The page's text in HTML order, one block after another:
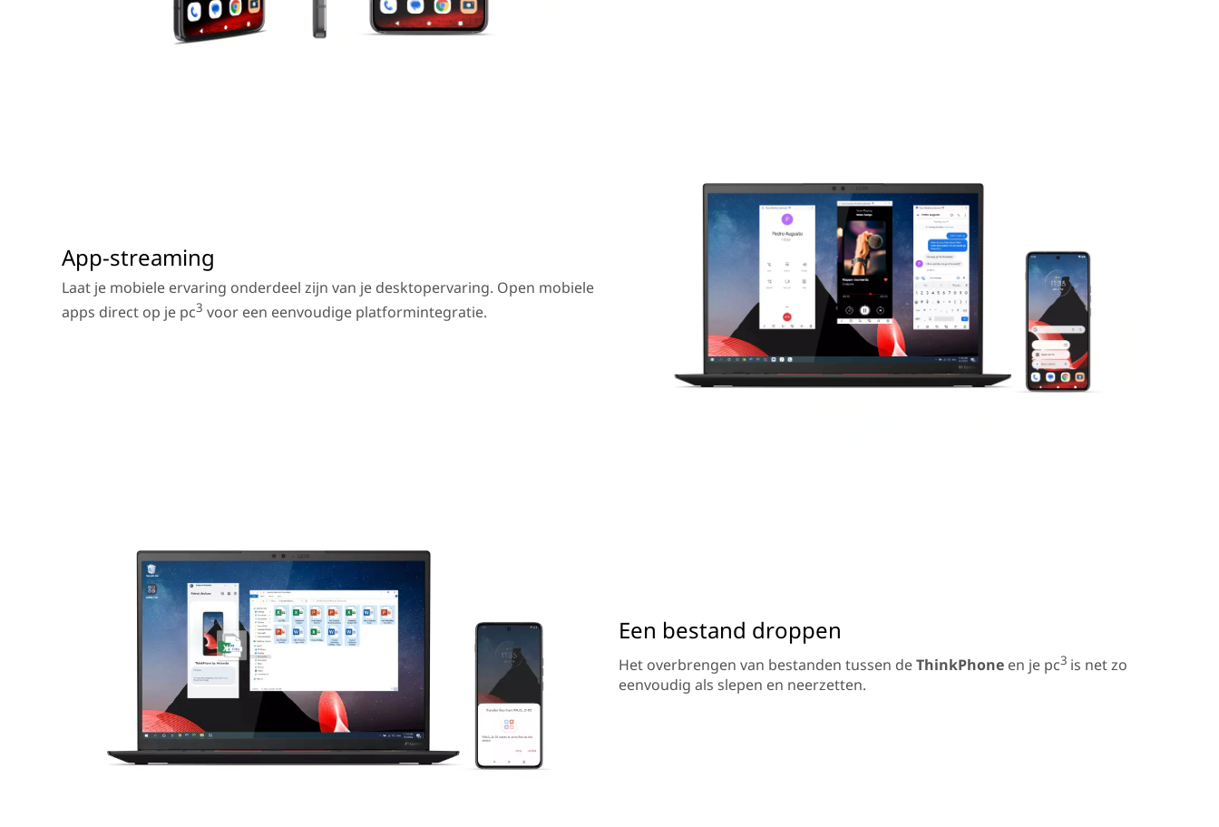
App-streaming
Laat je mobiele ervaring onderdeel zijn van je desktopervaring. Open mobiele
apps direct op je pc3 voor een eenvoudige platformintegratie.
Een bestand droppen
Het overbrengen van bestanden tussen deThinkPhone en je pc3 is net zo
eenvoudig als slepen en neerzetten.